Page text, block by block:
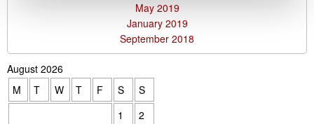
May 2019
January 2019
September 2018
August 2026
M
T W T F S
S
1
2